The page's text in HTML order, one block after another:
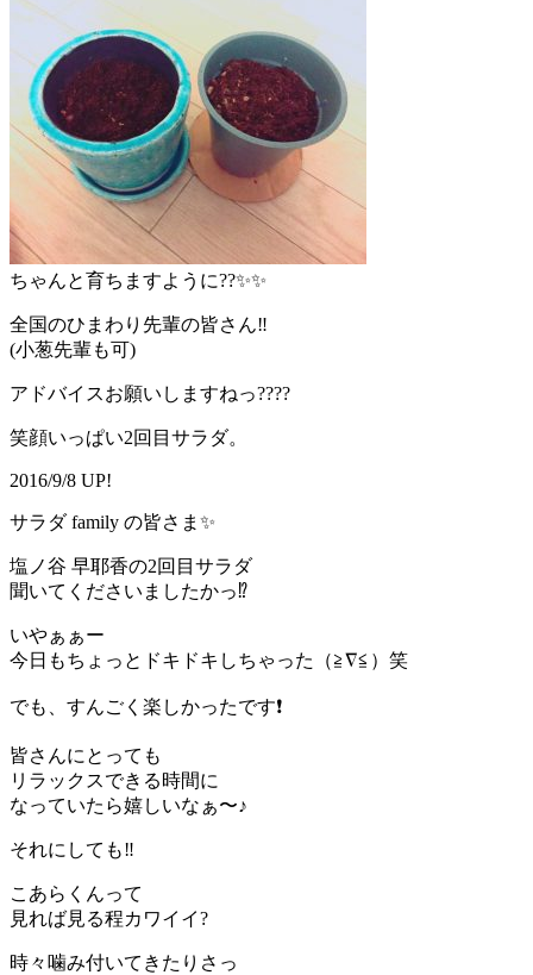
ちゃんと育ちますように??✨✨
全国のひまわり先輩の皆さん‼️
(小葱先輩も可)
アドバイスお願いしますねっ????
笑顔いっぱい2回目サラダ。
2016/9/8 UP!
サラダ family の皆さま✨
塩ノ谷 早耶香の2回目サラダ
聞いてくださいましたかっ⁉️
いやぁぁー
今日もちょっとドキドキしちゃった（≧∇≦）笑
でも、すんごく楽しかったです❗️
皆さんにとっても
リラックスできる時間に
なっていたら嬉しいなぁ〜♪
それにしても‼️
こあらくんって
見れば見る程カワイイ?
時々噛み付いてきたりさっ